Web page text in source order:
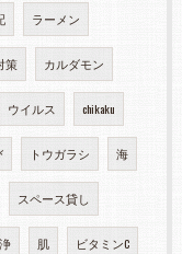
ラーメン
策 カルダモン
ウイルス chikaku
トウガラシ 海
スペース貸し
肌 ビタミンC